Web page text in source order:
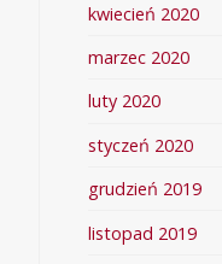
kwiecień 2020
marzec 2020
luty 2020
styczeń 2020
grudzień 2019
listopad 2019